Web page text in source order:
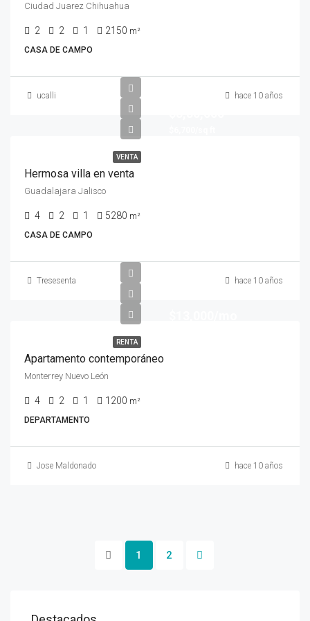
Ciudad Juarez Chihuahua
2 2 1 2150 m²
CASA DE CAMPO
ucalli hace 10 años
VENTA
Hermosa villa en venta
Guadalajara Jalisco
4 2 1 5280 m²
CASA DE CAMPO
Tresesenta hace 10 años
RENTA
Apartamento contemporáneo
Monterrey Nuevo León
4 2 1 1200 m²
DEPARTAMENTO
Jose Maldonado hace 10 años
1 2